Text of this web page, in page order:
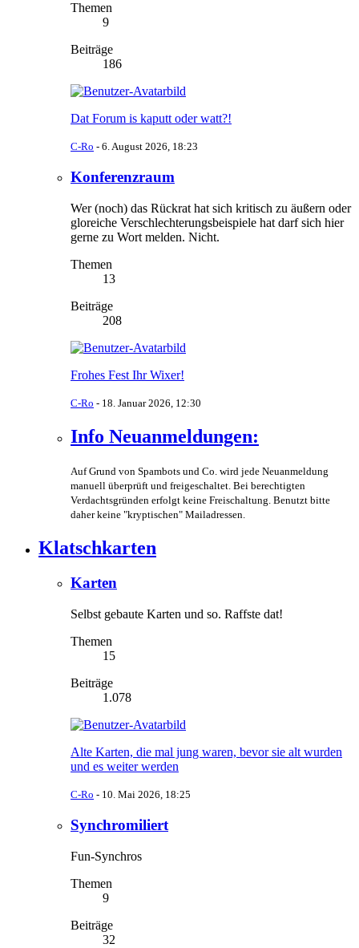
Themen
9
Beiträge
186
Dat Forum is kaputt oder watt?!
C-Ro - 6. August 2026, 18:23
Konferenzraum
Wer (noch) das Rückrat hat sich kritisch zu äußern oder
gloreiche Verschlechterungsbeispiele hat darf sich hier
gerne zu Wort melden. Nicht.
Themen
13
Beiträge
208
Frohes Fest Ihr Wixer!
C-Ro - 18. Januar 2026, 12:30
Info Neuanmeldungen:
Auf Grund von Spambots und Co. wird jede Neuanmeldung
manuell überprüft und freigeschaltet. Bei berechtigten
Verdachtsgründen erfolgt keine Freischaltung. Benutzt bitte
daher keine "kryptischen" Mailadressen.
Klatschkarten
Karten
Selbst gebaute Karten und so. Raffste dat!
Themen
15
Beiträge
1.078
Alte Karten, die mal jung waren, bevor sie alt wurden
und es weiter werden
C-Ro - 10. Mai 2026, 18:25
Synchromiliert
Fun-Synchros
Themen
9
Beiträge
32